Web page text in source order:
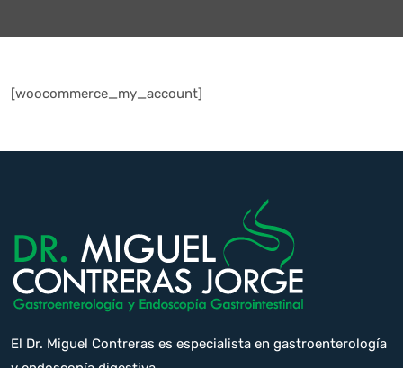
[woocommerce_my_account]
El Dr. Miguel Contreras es especialista en gastroenterología